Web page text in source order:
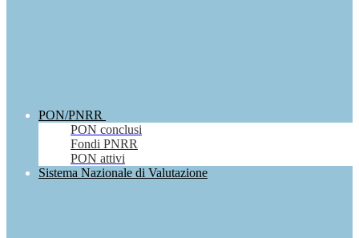
PON/PNRR
PON conclusi
Fondi PNRR
PON attivi
Sistema Nazionale di Valutazione